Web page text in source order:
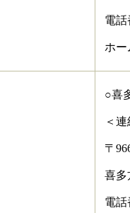
電話
ホー
○喜
＜連
〒
喜多
電話